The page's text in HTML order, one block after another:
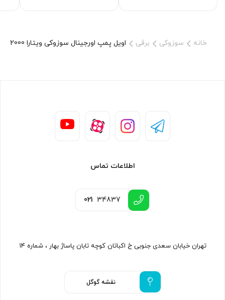
خانه سوزوکی برقی اویل پمپ اورجینال سوزوکی ویتارا 2000
اطلاعات تماس
021 34837
تهران خیابان سعدی جنوبی خ اکباتان کوچه تابان پاساژ بهار ، شماره ۱۴
نقشه گوگل